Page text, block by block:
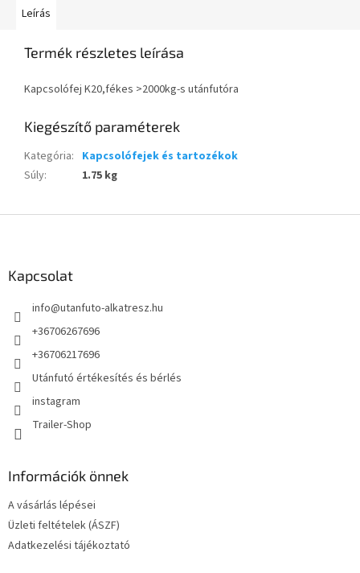
Leírás
Termék részletes leírása
Kapcsolófej K20,fékes >2000kg-s utánfutóra
Kiegészítő paraméterek
Kategória: Kapcsolófejek és tartozékok
Súly: 1.75 kg
Kapcsolat
info@utanfuto-alkatresz.hu
+36706267696
+36706217696
Utánfutó értékesítés és bérlés
instagram
Trailer-Shop
Információk önnek
A vásárlás lépései
Üzleti feltételek (ÁSZF)
Adatkezelési tájékoztató